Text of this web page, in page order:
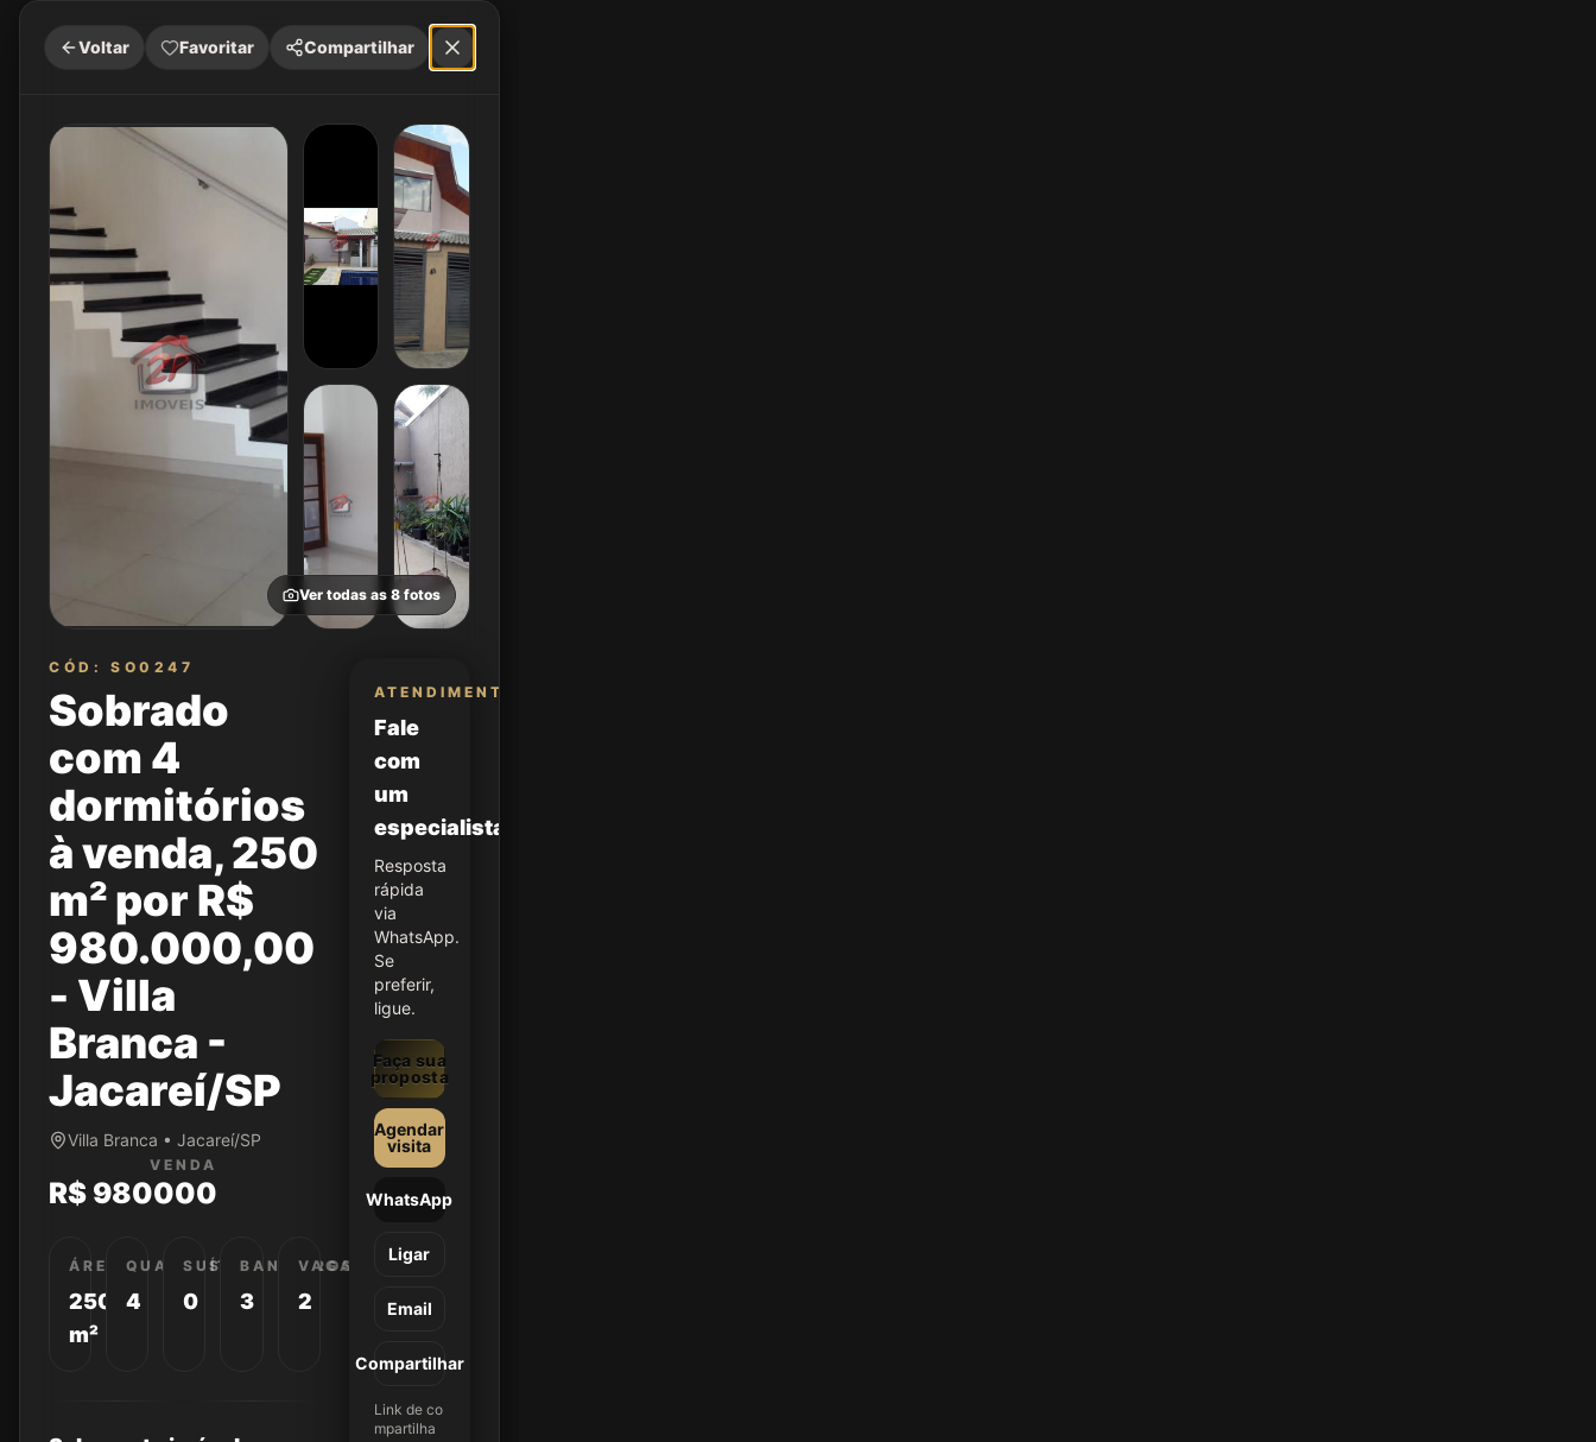
Voltar Favoritar Compartilhar
Ver todas as 8 fotos
CÓD: SO0247
Sobrado
com 4
dormitórios
à venda, 250
m² por R$
980.000,00
- Villa
Branca -
Jacareí/SP
Villa Branca • Jacareí/SP
VENDA
R$ 980000
ÁREA
250
m²
QUARTOS
4
SUÍTES
0
BANHEIROS
3
VAGAS
2
ATENDIMENTO
Fale
com
um
especialista
Resposta
rápida
via
WhatsApp.
Se
preferir,
ligue.
Faça sua
proposta
Agendar
visita
WhatsApp
Ligar
Email
Compartilhar
Link de co
mpartilha